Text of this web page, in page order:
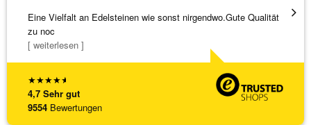
★★★★★
4,7 Sehr gut
9554 Bewertungen
Eine Vielfalt an Edelsteinen wie sonst nirgendwo.Gute Qualität
zu noc
[ weiterlesen ]